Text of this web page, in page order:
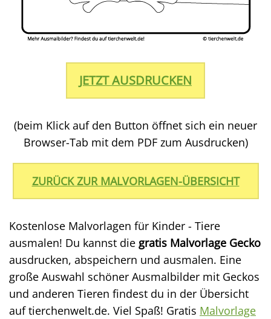
JETZT AUSDRUCKEN
(beim Klick auf den Button öffnet sich ein neuer
Browser-Tab mit dem PDF zum Ausdrucken)
ZURÜCK ZUR MALVORLAGEN-ÜBERSICHT
Kostenlose Malvorlagen für Kinder - Tiere
ausmalen! Du kannst die gratis Malvorlage Gecko
ausdrucken, abspeichern und ausmalen. Eine
große Auswahl schöner Ausmalbilder mit Geckos
und anderen Tieren findest du in der Übersicht
auf tierchenwelt.de. Viel Spaß! Gratis Malvorlage